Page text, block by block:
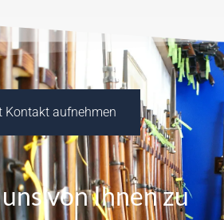
Kontakt aufnehmen
von Ihnen zu